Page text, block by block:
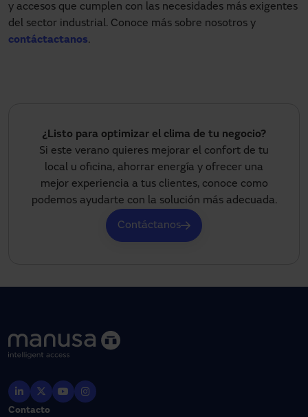
y accesos que cumplen con las necesidades más exigentes
del sector industrial. Conoce más sobre nosotros y
contáctactanos.
¿Listo para optimizar el clima de tu negocio?
Si este verano quieres mejorar el confort de tu
local u oficina, ahorrar energía y ofrecer una
mejor experiencia a tus clientes, conoce como
podemos ayudarte con la solución más adecuada.
Contáctanos
Contacto